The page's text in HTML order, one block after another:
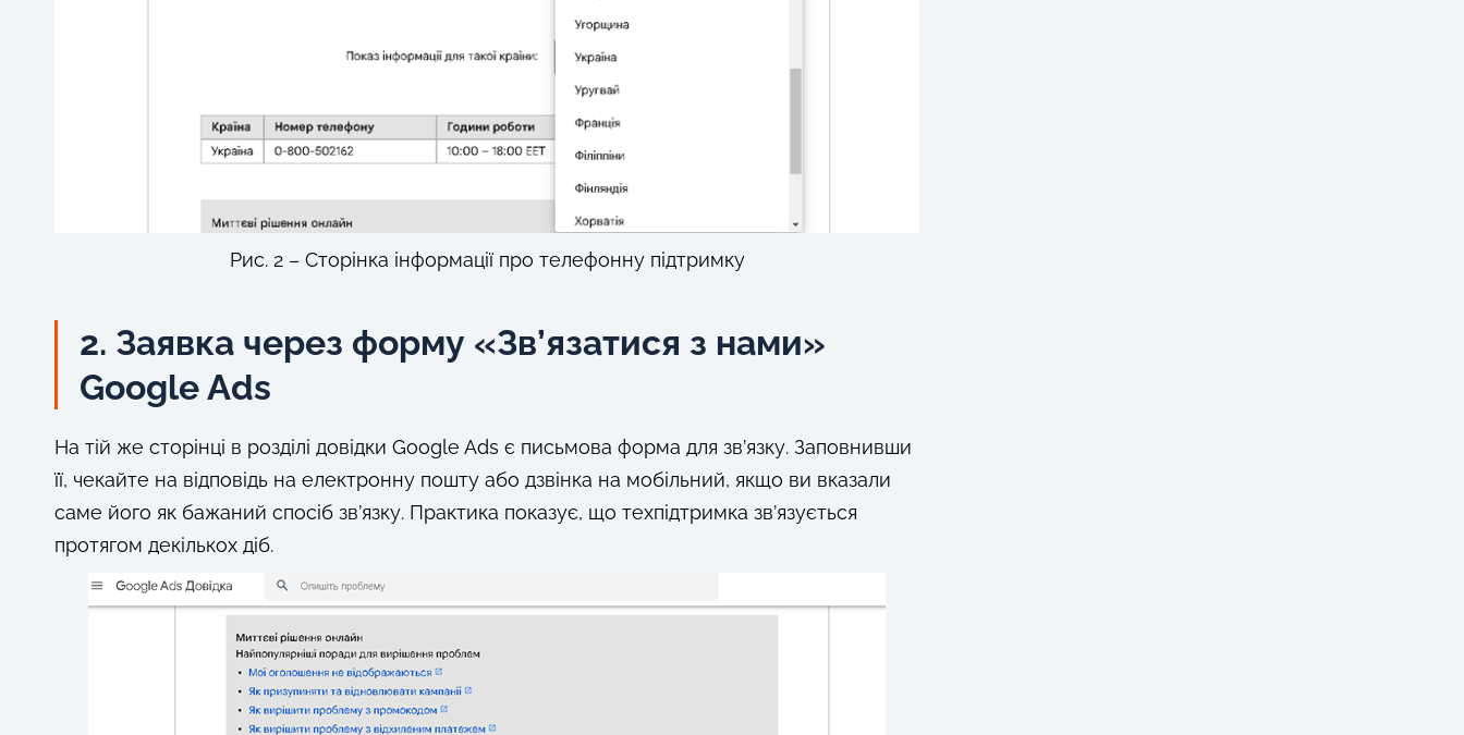
Рис. 2 – Сторінка інформації про телефонну підтримку
2. Заявка через форму «Зв’язатися з нами»
Google Ads
На тій же сторінці в розділі довідки Google Ads є письмова форма для зв’язку. Заповнивши
її, чекайте на відповідь на електронну пошту або дзвінка на мобільний, якщо ви вказали
саме його як бажаний спосіб зв’язку. Практика показує, що техпідтримка зв’язується
протягом декількох діб.